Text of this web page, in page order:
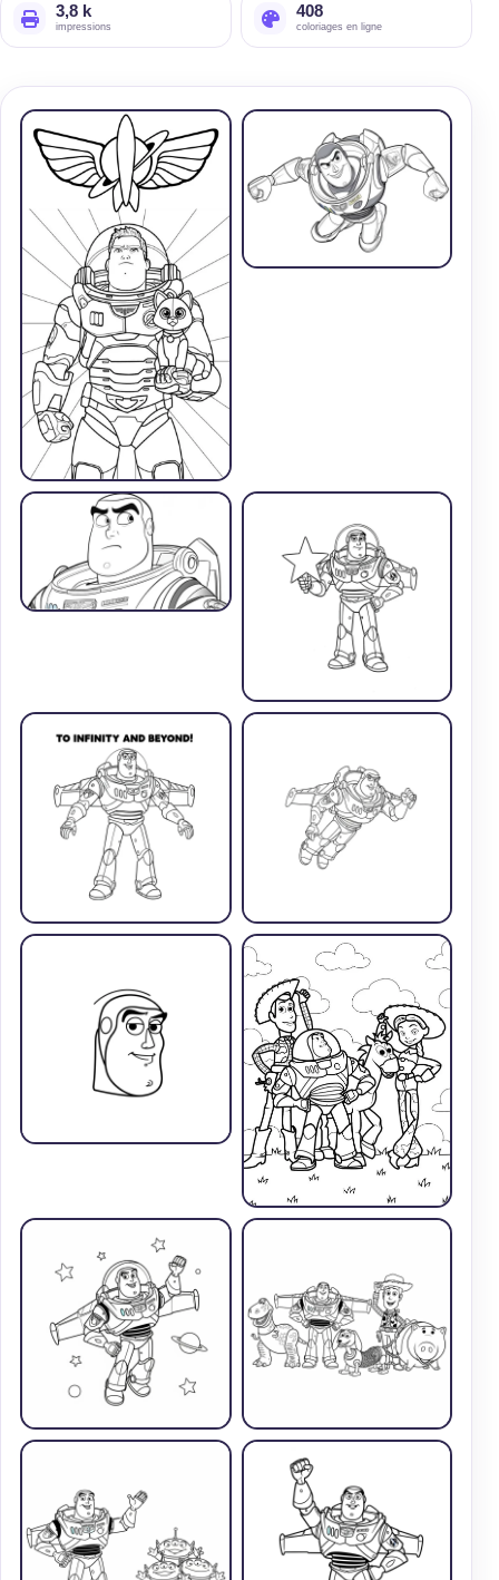
3,8 k
impressions
408
coloriages en ligne